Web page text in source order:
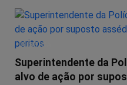
JUSTIÇA
Superintendente da
alvo de ação por